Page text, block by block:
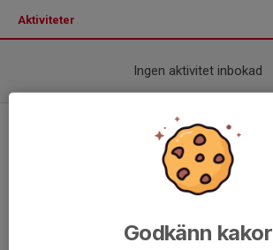
Aktiviteter
Ingen aktivitet inbokad
Godkänn kakor